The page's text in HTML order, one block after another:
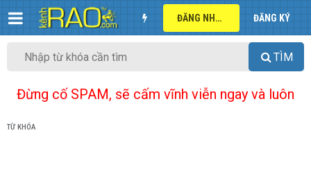
ĐĂNG NHẬP ĐĂNG KÝ
TÌM
Đừng cố SPAM, sẽ cấm vĩnh viễn ngay và luôn
TỪ KHÓA